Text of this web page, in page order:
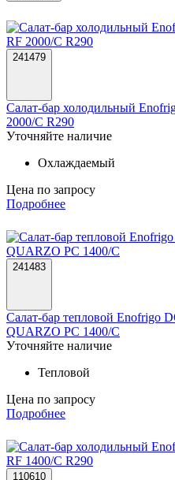
241479
Салат-бар холодильный
2000/C R290
Уточняйте наличие
Охлаждаемый
Цена по запросу
Подробнее
241483
Салат-бар тепловой Enofrigo
QUARZO PC 1400/C
Уточняйте наличие
Тепловой
Цена по запросу
Подробнее
110610